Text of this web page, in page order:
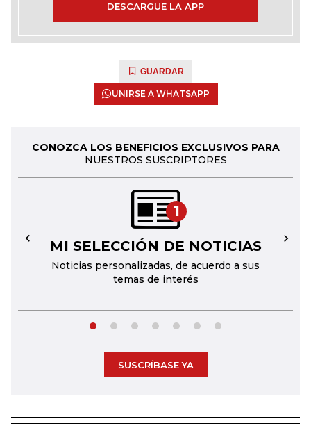
DESCARGUE LA APP
GUARDAR
UNIRSE A WHATSAPP
CONOZCA LOS BENEFICIOS EXCLUSIVOS PARA
NUESTROS SUSCRIPTORES
1
MI SELECCIÓN DE NOTICIAS
Noticias personalizadas, de acuerdo a sus
temas de interés
← →
SUSCRÍBASE YA